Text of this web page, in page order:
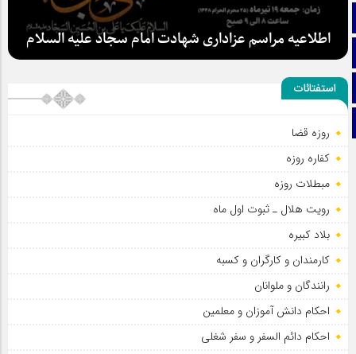
آپارات
اینستاگرام
اطلاعیه مراسم عزاداری شهادت امام سجاد علیه السلام
استفتائات
روزه قضا
کفاره روزه
مبطلات روزه
رویت هلال ـ ثبوت اول ماه
بلاد کبیره
کارمندان و کارگران و کسبه
رانندگان و ملوانان
احکام دانش آموزان و معلمین
احکام دائم السفر و سفر شغلی